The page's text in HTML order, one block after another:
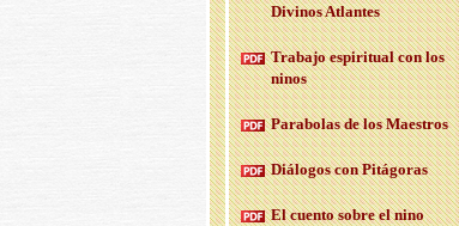
Di­vi­nos Atlan­tes
Tra­ba­jo es­pi­ri­tual con los
ninos
Pa­ra­bo­las de los Maes­tros
Diá­lo­gos con Pi­tá­go­ras
El cuen­to sobre el nino